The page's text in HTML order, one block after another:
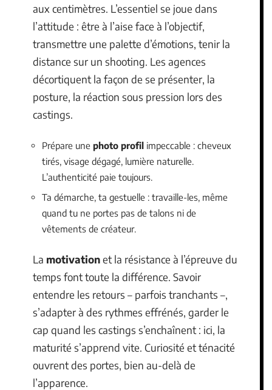
aux centimètres. L’essentiel se joue dans
l’attitude : être à l’aise face à l’objectif,
transmettre une palette d’émotions, tenir la
distance sur un shooting. Les agences
décortiquent la façon de se présenter, la
posture, la réaction sous pression lors des
castings.
Prépare une photo profil impeccable : cheveux
tirés, visage dégagé, lumière naturelle.
L’authenticité paie toujours.
Ta démarche, ta gestuelle : travaille-les, même
quand tu ne portes pas de talons ni de
vêtements de créateur.
La motivationet la résistance à l’épreuve du
temps font toute la différence. Savoir
entendre les retours – parfois tranchants –,
s’adapter à des rythmes effrénés, garder le
cap quand les castings s’enchaînent : ici, la
maturité s’apprend vite. Curiosité et ténacité
ouvrent des portes, bien au-delà de
l’apparence.